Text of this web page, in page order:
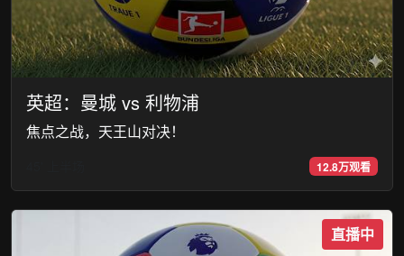
英超：曼城 vs 利物浦
焦点之战，天王山对决！
12.8万观看
直播中